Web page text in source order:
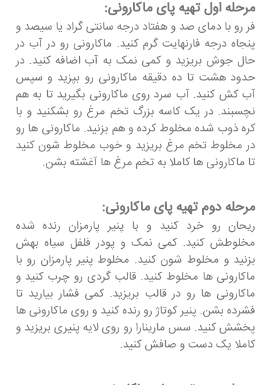
مرحله اول تهیه پای ماکارونی:
فر رو با دمای صد و هفتاد درجه سانتی گراد یا سیصد و
پنجاه درجه فارنهایت گرم کنید. ماکارونی رو در آب در
حال جوش بریزید و کمی نمک به آب اضافه کنید. در
حدود هشت تا ده دقیقه ماکارونی رو بپزید و سپس
آب کش کنید. آب سرد روی ماکارونی بگیرید تا به هم
نچسبند. در یک کاسه بزرگ تخم مرغ رو بشکنید و با
کره ذوب شده مخلوط کرده و هم بزنید. ماکارونی ها رو
در مخلوط تخم مرغ بریزید و خوب مخلوط شون کنید
تا ماکارونی ها کاملا به تخم مرغ ها آغشته بشن.
مرحله دوم تهیه پای ماکارونی:
ریحان رو خرد کنید و با پنیر پارمزان رنده شده
مخلوطش کنید. کمی نمک و پودر فلفل سیاه بهش
بزنید و مخلوط شون کنید. مخلوط پنیر پارمزان رو با
ماکارونی ها مخلوط کنید. قالب گردی رو چرب کنید و
ماکارونی ها رو در قالب بریزید. کمی فشار بیارید تا
فشرده بشن. پنیر کوتاژ رو رنده کنید و روی ماکارونی ها
پخشش کنید. سس مارینارا رو روی لایه پنیری بریزید و
کاملا یک دست و صافش کنید.